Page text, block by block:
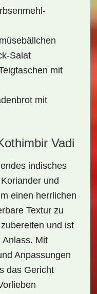
Salat
mit
mit
Vadi
indisches
und
einen herrlichen
Textur zu
und ist
Anlass. Mit
Anpassungen
das Gericht